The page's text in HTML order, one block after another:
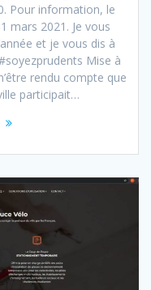
Pour information, le
mars 2021. Je vous
et je vous dis à
Mise à
rendu compte que
participait…